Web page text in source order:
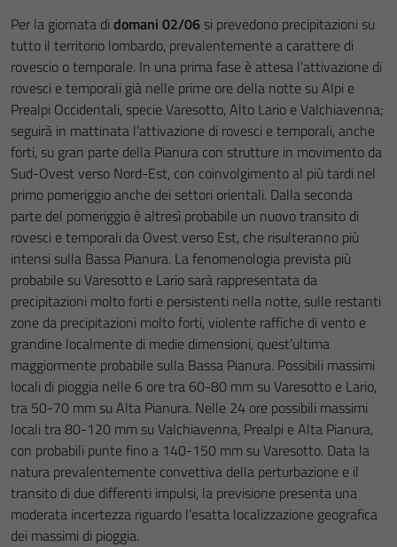
Per la giornata di domani 02/06 si prevedono precipitazioni su
tutto il territorio lombardo, prevalentemente a carattere di
rovescio o temporale. In una prima fase è attesa l’attivazione di
rovesci e temporali già nelle prime ore della notte su Alpi e
Prealpi Occidentali, specie Varesotto, Alto Lario e Valchiavenna;
seguirà in mattinata l’attivazione di rovesci e temporali, anche
forti, su gran parte della Pianura con strutture in movimento da
Sud-Ovest verso Nord-Est, con coinvolgimento al più tardi nel
primo pomeriggio anche dei settori orientali. Dalla seconda
parte del pomeriggio è altresì probabile un nuovo transito di
rovesci e temporali da Ovest verso Est, che risulteranno più
intensi sulla Bassa Pianura. La fenomenologia prevista più
probabile su Varesotto e Lario sarà rappresentata da
precipitazioni molto forti e persistenti nella notte, sulle restanti
zone da precipitazioni molto forti, violente raffiche di vento e
grandine localmente di medie dimensioni, quest’ultima
maggiormente probabile sulla Bassa Pianura. Possibili massimi
locali di pioggia nelle 6 ore tra 60-80 mm su Varesotto e Lario,
tra 50-70 mm su Alta Pianura. Nelle 24 ore possibili massimi
locali tra 80-120 mm su Valchiavenna, Prealpi e Alta Pianura,
con probabili punte fino a 140-150 mm su Varesotto. Data la
natura prevalentemente convettiva della perturbazione e il
transito di due differenti impulsi, la previsione presenta una
moderata incertezza riguardo l’esatta localizzazione geografica
dei massimi di pioggia.